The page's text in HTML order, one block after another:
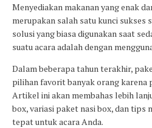
Menyediakan makanan yang enak
merupakan salah satu kunci sukses
solusi yang biasa digunakan saat
suatu acara adalah dengan
Dalam beberapa tahun terakhir,
pilihan favorit banyak orang karena
Artikel ini akan membahas lebih
box, variasi paket nasi box, dan tips
tepat untuk acara Anda.